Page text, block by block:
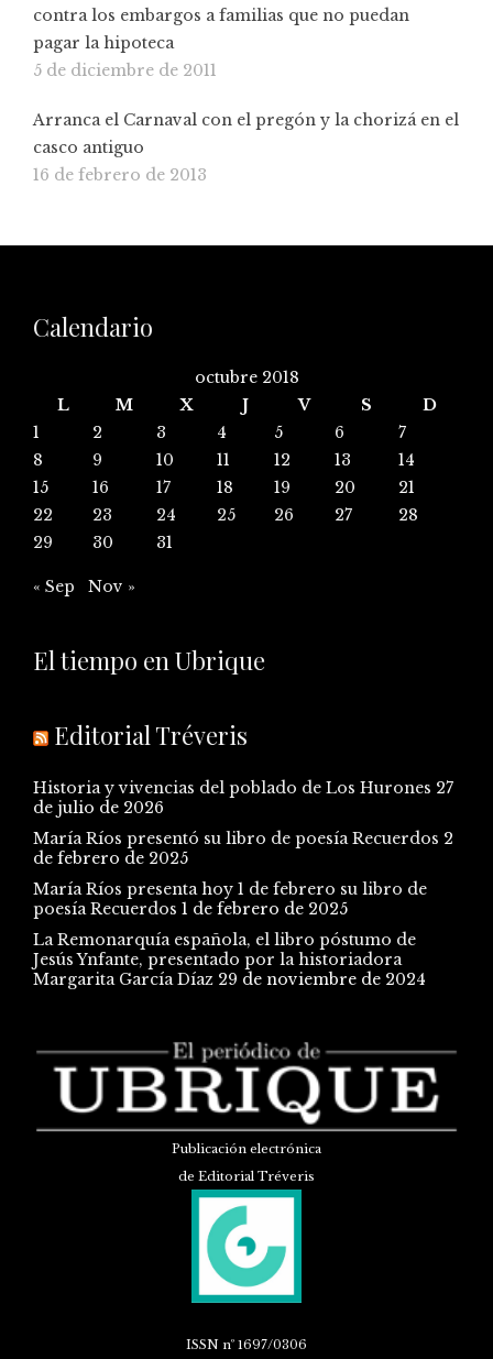
contra los embargos a familias que no puedan
pagar la hipoteca
5 de diciembre de 2011
Arranca el Carnaval con el pregón y la chorizá en el
casco antiguo
16 de febrero de 2013
Calendario
octubre 2018
L
M X J V S
D
1
2 3 4 5 6
7
8
9 10 11 12 13
14
15
16 17 18 19 20
21
22
23 24 25 26 27
28
29
30 31
« Sep Nov »
El tiempo en Ubrique
Editorial Tréveris
Historia y vivencias del poblado de Los Hurones 27
de julio de 2026
María Ríos presentó su libro de poesía Recuerdos 2
de febrero de 2025
María Ríos presenta hoy 1 de febrero su libro de
poesía Recuerdos 1 de febrero de 2025
La Remonarquía española, el libro póstumo de
Jesús Ynfante, presentado por la historiadora
Margarita García Díaz 29 de noviembre de 2024
Publicación electrónica
de Editorial Tréveris
ISSN nº 1697/0306